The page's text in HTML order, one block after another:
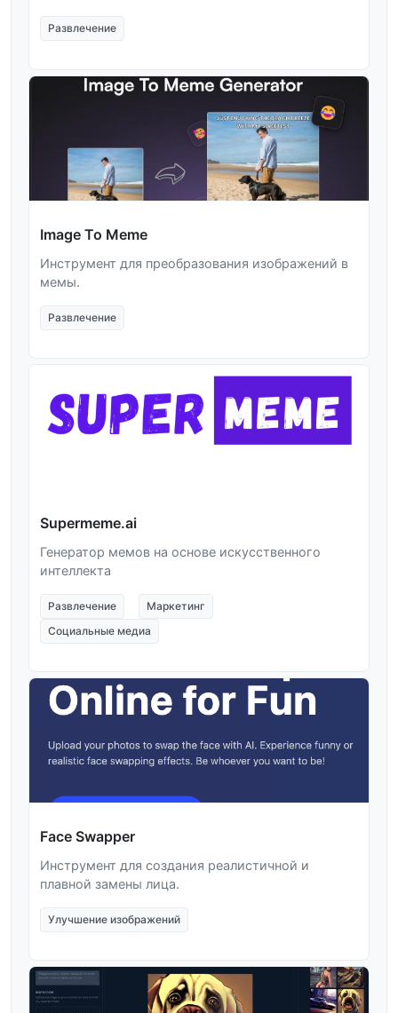
Развлечение
Image To Meme
Инструмент для преобразования изображений в
мемы.
Развлечение
Supermeme.ai
Генератор мемов на основе искусственного
интеллекта
Развлечение
Маркетинг
Социальные медиа
Face Swapper
Инструмент для создания реалистичной и
плавной замены лица.
Улучшение изображений